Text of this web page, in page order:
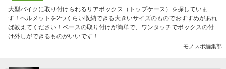
大型バイクに取り付けられるリアボックス（トップケース）を探していま
す！ヘルメットを2つくらい収納できる大きいサイズのものでおすすめがあれ
ば教えてください！ベースの取り付けが簡単で、ワンタッチでボックスの付
け外しができるものがいいです！
モノスポ編集部